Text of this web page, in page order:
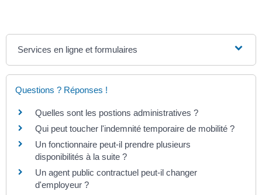
Services en ligne et formulaires
Questions ? Réponses !
Quelles sont les postions administratives ?
Qui peut toucher l'indemnité temporaire de mobilité ?
Un fonctionnaire peut-il prendre plusieurs
disponibilités à la suite ?
Un agent public contractuel peut-il changer
d'employeur ?